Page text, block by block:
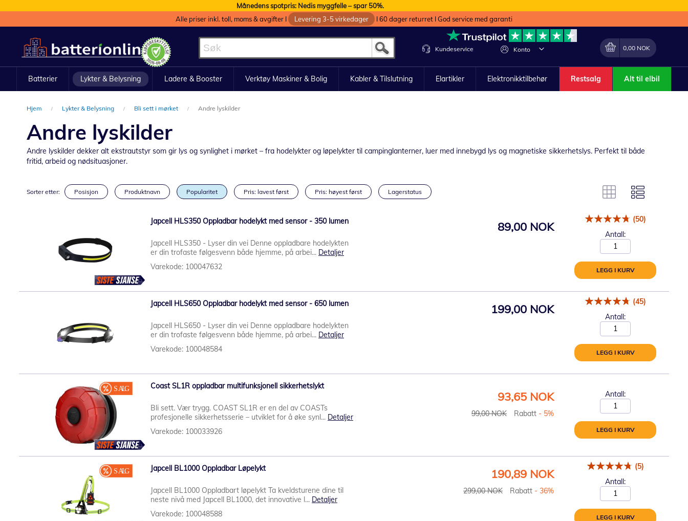
Månedens spotpris: Nedis myggfelle – spar 50%.
Alle priser inkl. toll, moms & avgifter I
Levering 3-5 virkedager I 60 dager returret I God service med garanti
til
innhold
Konto Endring
Min handlekurv
0,00 NOK
Kundeservice
Batterier Lykter & Belysning Ladere & Booster Verktøy Maskiner & Bolig Kabler & Tilslutning Elartikler Elektronikktilbehør Restsalg Alt til elbil
Hjem Lykter & Belysning Bli sett i mørket Andre lyskilder
Andre lyskilder
Andre lyskilder dekker alt ekstrautstyr som gir lys og synlighet i mørket – fra hodelykter og løpelykter til campinglanterner, luer med innebygd lys og magnetiske sikkerhetslys. Perfekt til både
fritid, arbeid og nødsituasjoner.
Sorter etter: Posisjon Produktnavn Popularitet Pris: lavest først Pris: høyest først Lagerstatus
Japcell HLS350 Oppladbar hodelykt med sensor - 350 lumen
Japcell HLS350 - Lyser din vei Denne oppladbare hodelykten
er din trofaste følgesvenn både hjemme, på arbei... Detaljer
Varekode: 100047632
89,00 NOK
(50)
Antall:
LEGG I KURV
Japcell HLS650 Oppladbar hodelykt med sensor - 650 lumen
Japcell HLS650 - Lyser din vei Denne oppladbare hodelykten
er din trofaste følgesvenn både hjemme, på arbei... Detaljer
Varekode: 100048584
199,00 NOK
(45)
Antall:
LEGG I KURV
Coast SL1R oppladbar multifunksjonell sikkerhetslykt
Bli sett. Vær trygg. COAST SL1R er en del av COASTs
profesjonelle sikkerhetsserie – utviklet for å øke synl... Detaljer
Varekode: 100033926
99,00 NOK Rabatt - 5%
Spesialpris
93,65 NOK Antall:
LEGG I KURV
Japcell BL1000 Oppladbar Løpelykt
Japcell BL1000 Oppladbart løpelykt Ta kveldsturene dine til
neste nivå med Japcell BL1000, det innovative l... Detaljer
Varekode: 100048588
299,00 NOK Rabatt - 36%
Spesialpris
190,89 NOK
(5)
Antall:
LEGG I KURV